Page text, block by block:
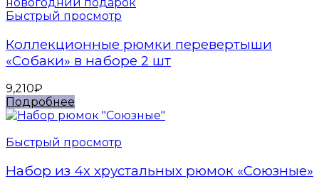
Быстрый просмотр
Коллекционные рюмки перевертыши
«Собаки» в наборе 2 шт
9,210₽
Подробнее
Быстрый просмотр
Набор из 4х хрустальных рюмок «Союзные»